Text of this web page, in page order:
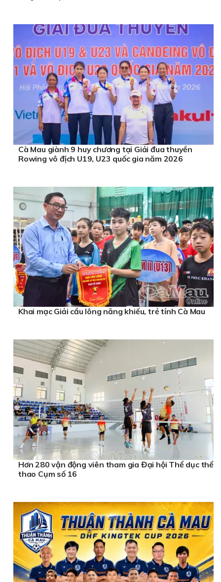
Cà Mau giành 9 huy chương tại Giải đua thuyền
Rowing vô địch U19, U23 quốc gia năm 2026
Khai mạc Giải cầu lông năng khiếu, trẻ tỉnh Cà Mau
Hơn 280 vận động viên tham gia Đại hội Thể dục thể
thao Cụm số 16